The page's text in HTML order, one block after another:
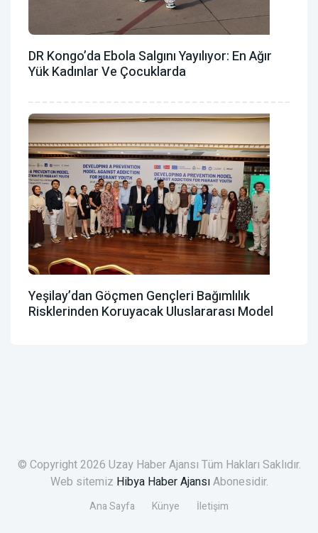
DR Kongo’da Ebola Salgını Yayılıyor: En Ağır
Yük Kadınlar Ve Çocuklarda
Yeşilay’dan Göçmen Gençleri Bağımlılık
Risklerinden Koruyacak Uluslararası Model
© Copyright 2026 Uzay Haber Ajansı Tüm Hakları Saklıdır.
Web sitemiz Hibya Haber AjansıAbonesidir.
Ana Sayfa Künye İletişim